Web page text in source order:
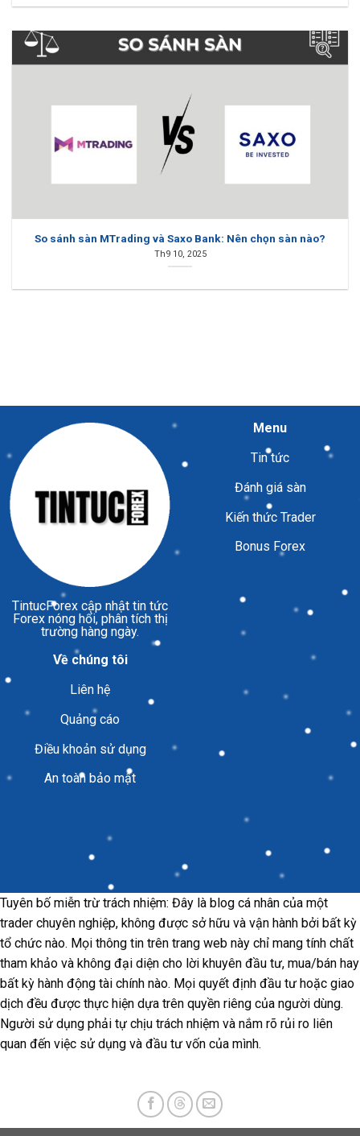
So sánh sàn MTrading và Saxo Bank: Nên chọn sàn nào?
Th9 10, 2025
TintucForex cập nhật tin tức
Forex nóng hổi, phân tích thị
trường hàng ngày.
Menu
Tin tức
Đánh giá sàn
Kiến thức Trader
Bonus Forex
Về chúng tôi
Liên hệ
Quảng cáo
Điều khoản sử dụng
An toàn bảo mật
Tuyên bố miễn trừ trách nhiệm: Đây là blog cá nhân của một
trader chuyên nghiệp, không được sở hữu và vận hành bởi bất kỳ
tổ chức nào. Mọi thông tin trên trang web này chỉ mang tính chất
tham khảo và không đại diện cho lời khuyên đầu tư, mua/bán hay
bất kỳ hành động tài chính nào. Mọi quyết định đầu tư hoặc giao
dịch đều được thực hiện dựa trên quyền riêng của người dùng.
Người sử dụng phải tự chịu trách nhiệm và nắm rõ rủi ro liên
quan đến việc sử dụng và đầu tư vốn của mình.